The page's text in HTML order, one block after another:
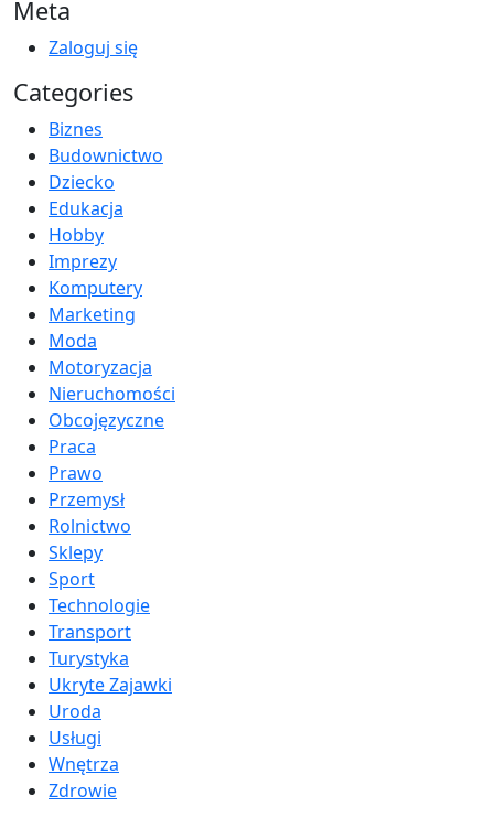
Meta
Zaloguj się
Categories
Biznes
Budownictwo
Dziecko
Edukacja
Hobby
Imprezy
Komputery
Marketing
Moda
Motoryzacja
Nieruchomości
Obcojęzyczne
Praca
Prawo
Przemysł
Rolnictwo
Sklepy
Sport
Technologie
Transport
Turystyka
Ukryte Zajawki
Uroda
Usługi
Wnętrza
Zdrowie